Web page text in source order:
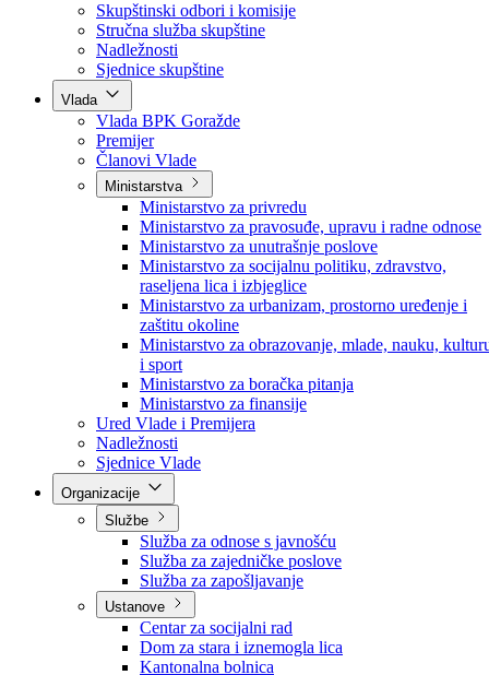
Poslanici po strankama
Poslanici po klubovima naroda
Kolegij skupštine
Skupštinski odbori i komisije
Stručna služba skupštine
Nadležnosti
Sjednice skupštine
Vlada
Vlada BPK Goražde
Premijer
Članovi Vlade
Ministarstva
Ministarstvo za privredu
Ministarstvo za pravosuđe, upravu i radne odnose
Ministarstvo za unutrašnje poslove
Ministarstvo za socijalnu politiku, zdravstvo,
raseljena lica i izbjeglice
Ministarstvo za urbanizam, prostorno uređenje i
zaštitu okoline
Ministarstvo za obrazovanje, mlade, nauku,
i sport
Ministarstvo za boračka pitanja
Ministarstvo za finansije
Ured Vlade i Premijera
Nadležnosti
Sjednice Vlade
Službe
Služba za odnose s javnošću
Služba za zajedničke poslove
Služba za zapošljavanje
Ustanove